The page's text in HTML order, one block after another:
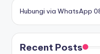
Hubungi via WhatsApp
Recent Posts